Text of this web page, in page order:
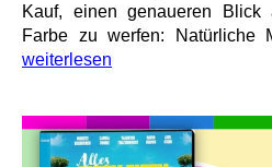
Kauf, einen genaueren
Farbe zu werfen: Natürliche
weiterlesen